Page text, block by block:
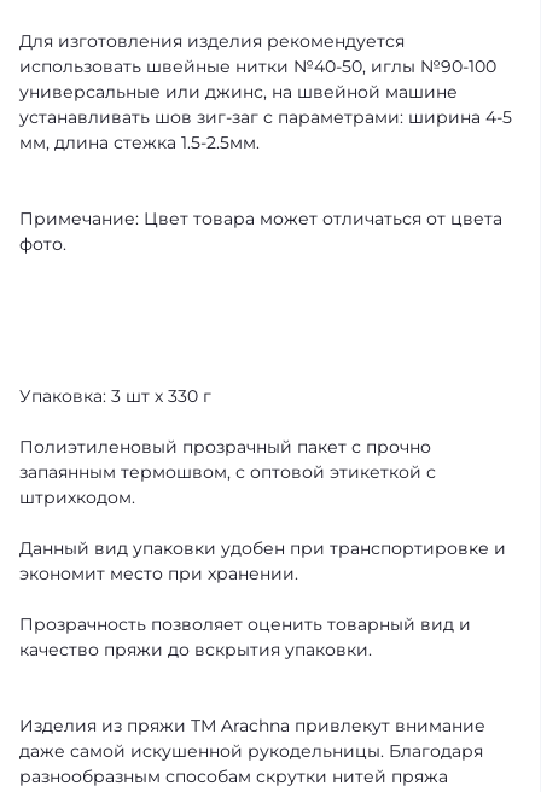
Для изготовления изделия рекомендуется
использовать швейные нитки №40-50, иглы №90-100
универсальные или джинс, на швейной машине
устанавливать шов зиг-заг с параметрами: ширина 4-5
мм, длина стежка 1.5-2.5мм.
Примечание: Цвет товара может отличаться от цвета
фото.
Упаковка: 3 шт х 330 г
Полиэтиленовый прозрачный пакет с прочно
запаянным термошвом, с оптовой этикеткой с
штрихкодом.
Данный вид упаковки удобен при транспортировке и
экономит место при хранении.
Прозрачность позволяет оценить товарный вид и
качество пряжи до вскрытия упаковки.
Изделия из пряжи ТМ Arachna привлекут внимание
даже самой искушенной рукодельницы. Благодаря
разнообразным способам скрутки нитей пряжа